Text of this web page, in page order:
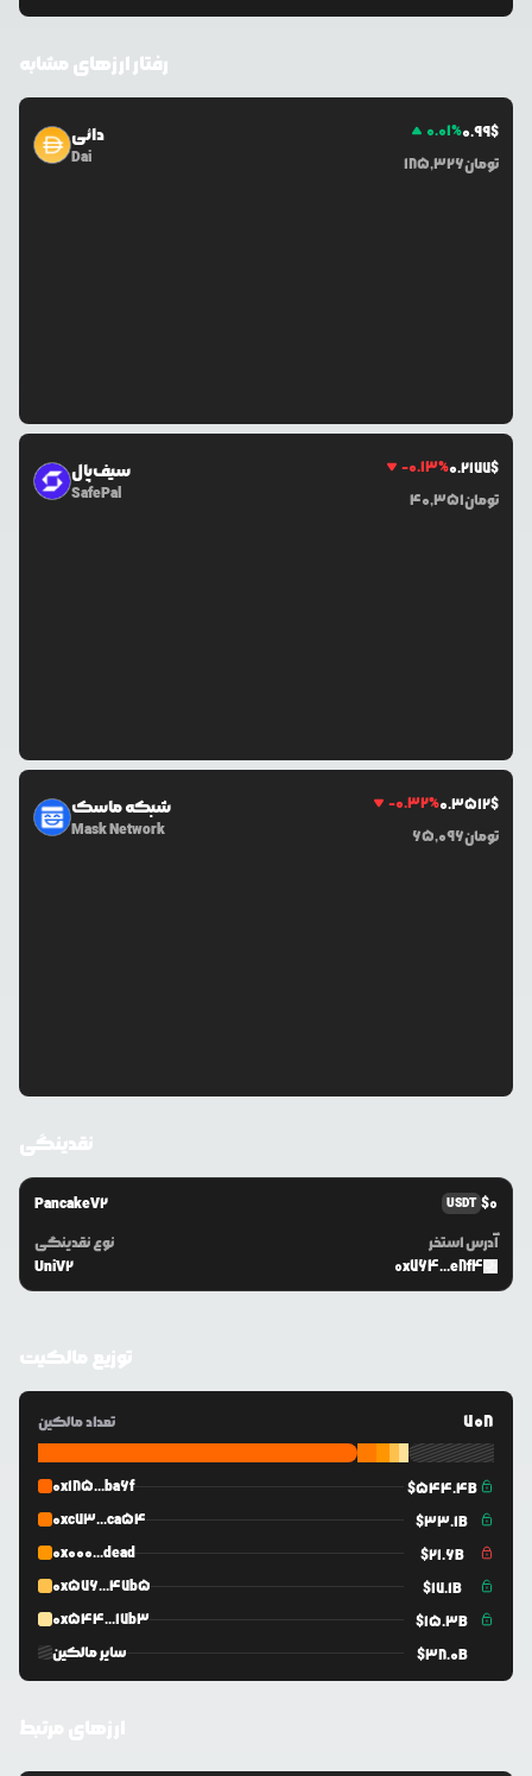
رفتار ارزهای مشابه
دائی
Dai
0.01%0.99$
185,326تومان
سیف‌پال
SafePal
-0.13%0.2177$
40,351تومان
شبکه ماسک
Mask Network
-0.32%0.3512$
65,096تومان
نقدینگی
PancakeV2 USDT $0
نوع نقدینگی
UniV2
آدرس استخر
0x764...e8f4
توزیع مالکیت
تعداد مالکین 708
0x185...ba6f $544.4B
0xc73...ca54
$33.1B
0x000...dead
$21.6B
0x576...47b5
$17.1B
0x544...17b3
$15.3B
سایر مالکین
$38.0B